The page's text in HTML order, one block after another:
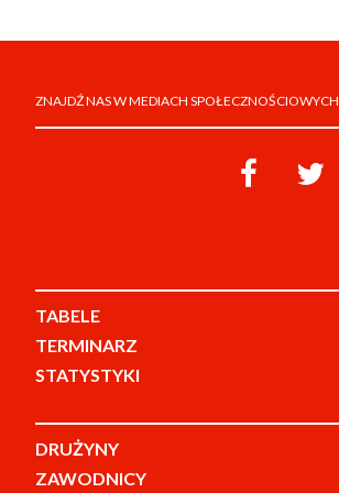
ZNAJDŹ NAS W MEDIACH SPOŁECZNOŚCIOWYCH
TABELE
TERMINARZ
STATYSTYKI
DRUŻYNY
ZAWODNICY